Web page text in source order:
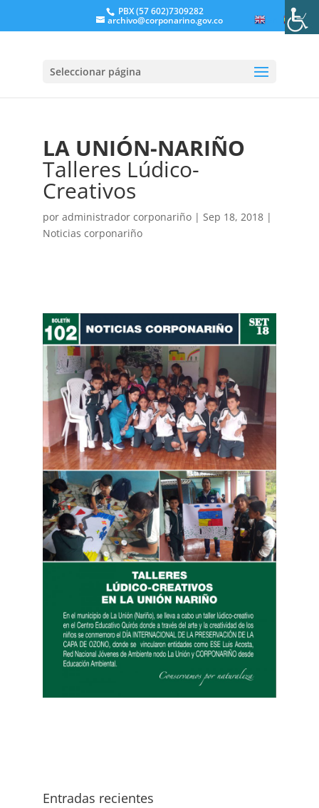
PBX (57 602)7309282
archivo@corponarino.gov.co
Seleccionar página
LA UNIÓN-NARIÑO
Talleres Lúdico-
Creativos
por administrador corponariño| Sep 18, 2018|
Noticias corponariño
Entradas recientes
ES